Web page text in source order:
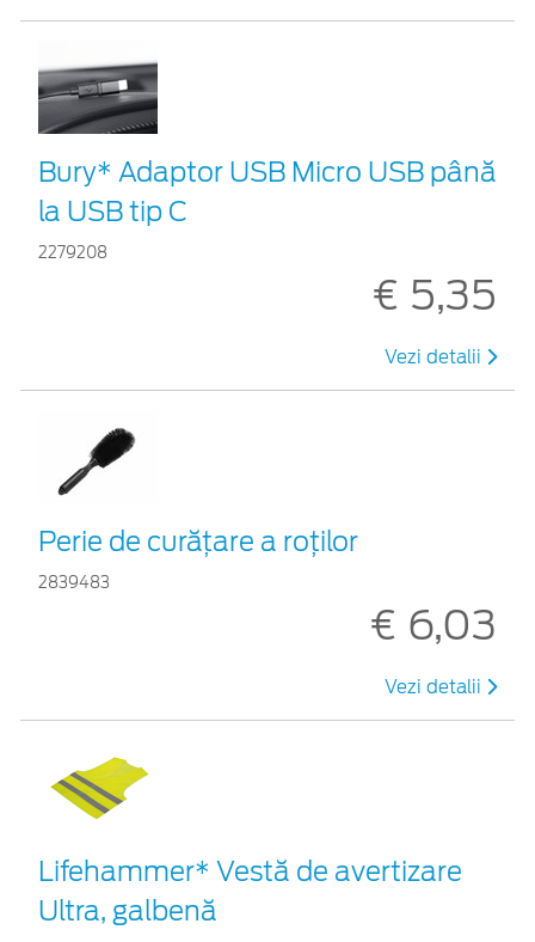
Bury* Adaptor USB Micro USB până
la USB tip C
2279208
€ 5,35
Vezi detalii
Perie de curățare a roților
2839483
€ 6,03
Vezi detalii
Lifehammer* Vestă de avertizare
Ultra, galbenă